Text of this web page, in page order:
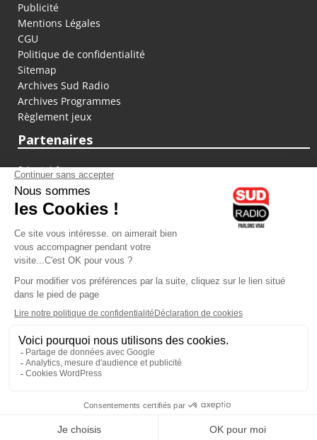
Publicité
Mentions Légales
CGU
Politique de confidentialité
Sitemap
Archives Sud Radio
Archives Programmes
Règlement jeux
Partenaires
fiducial.fr
lyoncapitale.fr
olympique-et-lyonnais.com
L'application Iphone / Android
Téléchargez l'application
Les cookies
Gestion des cookies
Crédit photos : ©Sud Radio / Pierre Olivier
Laurence Péraud
Le Grand Matin Week-End
Vincent Ferniot
Ferniot fait le marché